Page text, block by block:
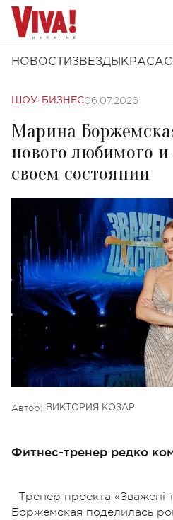
НОВОСТИ ЗВЕЗДЫ КРАСА
ШОУ-БИЗНЕС06.07.2026
Марина
нового любимого и
своем состоянии
Автор: ВИКТОРИЯ КОЗАР
Фитнес-тренер редко
Тренер проекта «Зважені
Боржемская поделилась